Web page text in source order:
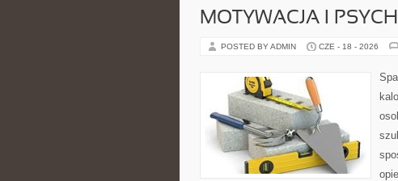
MOTYWACJA I
POSTED BY ADMIN CZE - 18 - 2026